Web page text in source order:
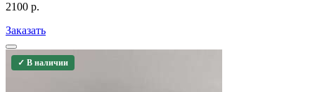
2100 р.
Заказать
✓ В наличии